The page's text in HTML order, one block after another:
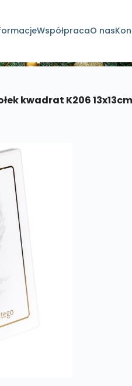
WspółpracaO nas
kwadrat K206 13x13cm